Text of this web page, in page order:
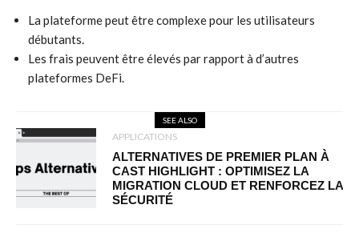
La plateforme peut être complexe pour les utilisateurs
débutants.
Les frais peuvent être élevés par rapport à d’autres
plateformes DeFi.
SEE ALSO
APPLICATIONS
ALTERNATIVES DE PREMIER PLAN À
CAST HIGHLIGHT : OPTIMISEZ LA
MIGRATION CLOUD ET RENFORCEZ LA
SÉCURITÉ